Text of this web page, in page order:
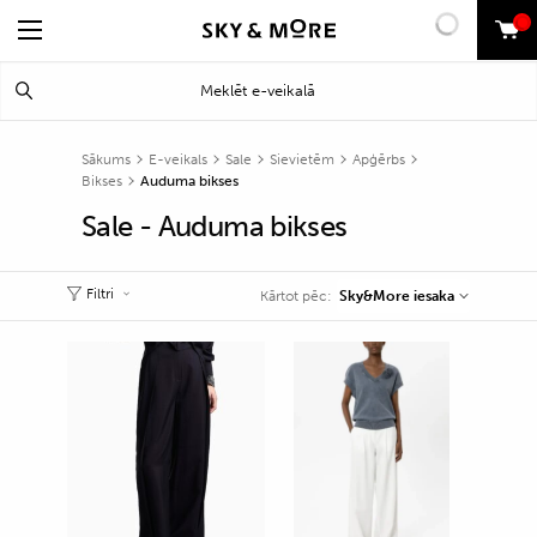
0
Sākums E-veikals Sale Sievietēm
Apģērbs
Bikses
Auduma bikses
Sale - Auduma bikses
Filtri Kārtot pēc: Sky&More iesaka